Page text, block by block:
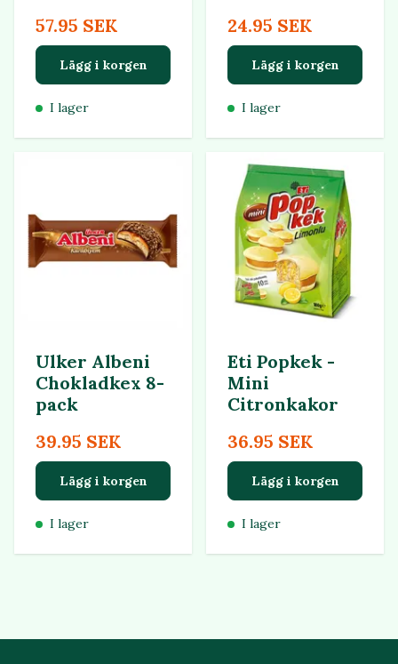
57.95 SEK
Lägg i korgen
I lager
24.95 SEK
Lägg i korgen
I lager
Ulker Albeni
Chokladkex 8-
pack
39.95 SEK
Lägg i korgen
I lager
Eti Popkek -
Mini
Citronkakor
36.95 SEK
Lägg i korgen
I lager